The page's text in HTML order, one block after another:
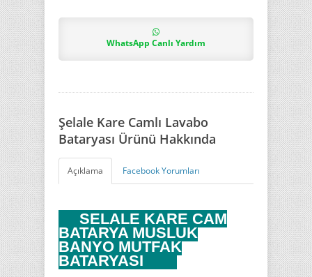
WhatsApp Canlı Yardım
Şelale Kare Camlı Lavabo
Bataryası Ürünü Hakkında
Açıklama Facebook Yorumları
ŞELALE KARE CAM
BATARYA MUSLUK
BANYO MUTFAK
BATARYASI